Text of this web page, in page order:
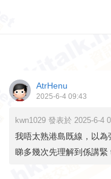
AtrHenu
2025-6-4 09:43
kwn1029 發表於 2025-6-4
我唔太熟港島既線，以為
睇多幾次先理解到係講緊